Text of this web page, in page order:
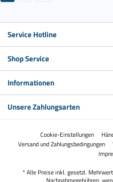
Service Hotline
Shop Service
Informationen
Unsere Zahlungsarten
Cookie-Einstellungen
Versand und Zahlungsbedingungen
* Alle Preise inkl. gesetzl.